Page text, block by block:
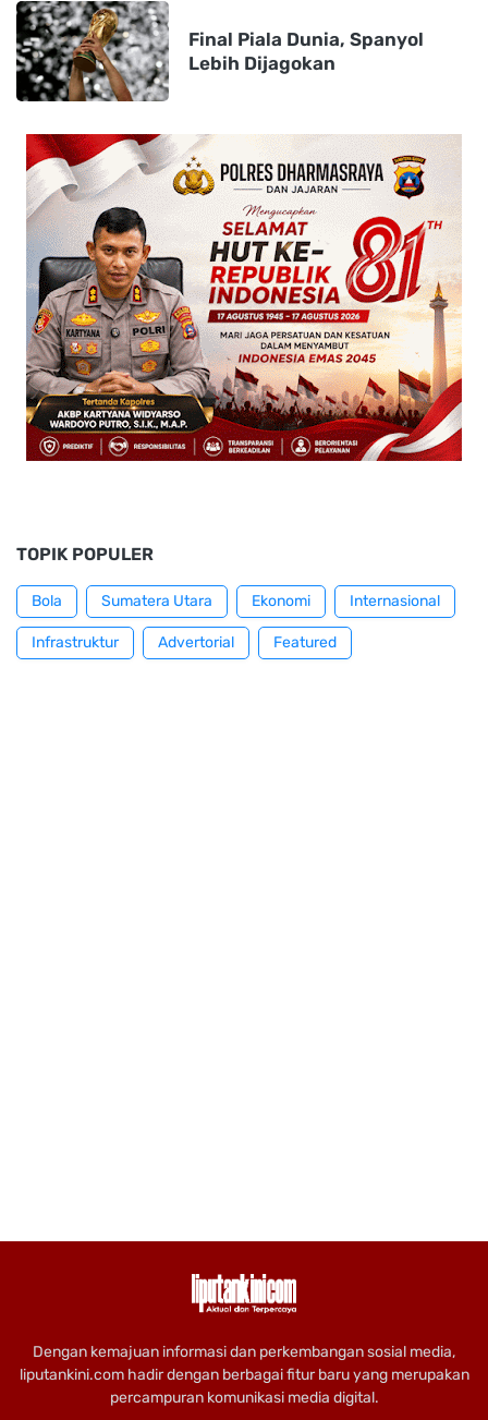
Final Piala Dunia, Spanyol
Lebih Dijagokan
TOPIK POPULER
Bola Sumatera Utara Ekonomi Internasional
Infrastruktur Advertorial Featured
Dengan kemajuan informasi dan perkembangan sosial media,
liputankini.com hadir dengan berbagai fitur baru yang merupakan
percampuran komunikasi media digital.